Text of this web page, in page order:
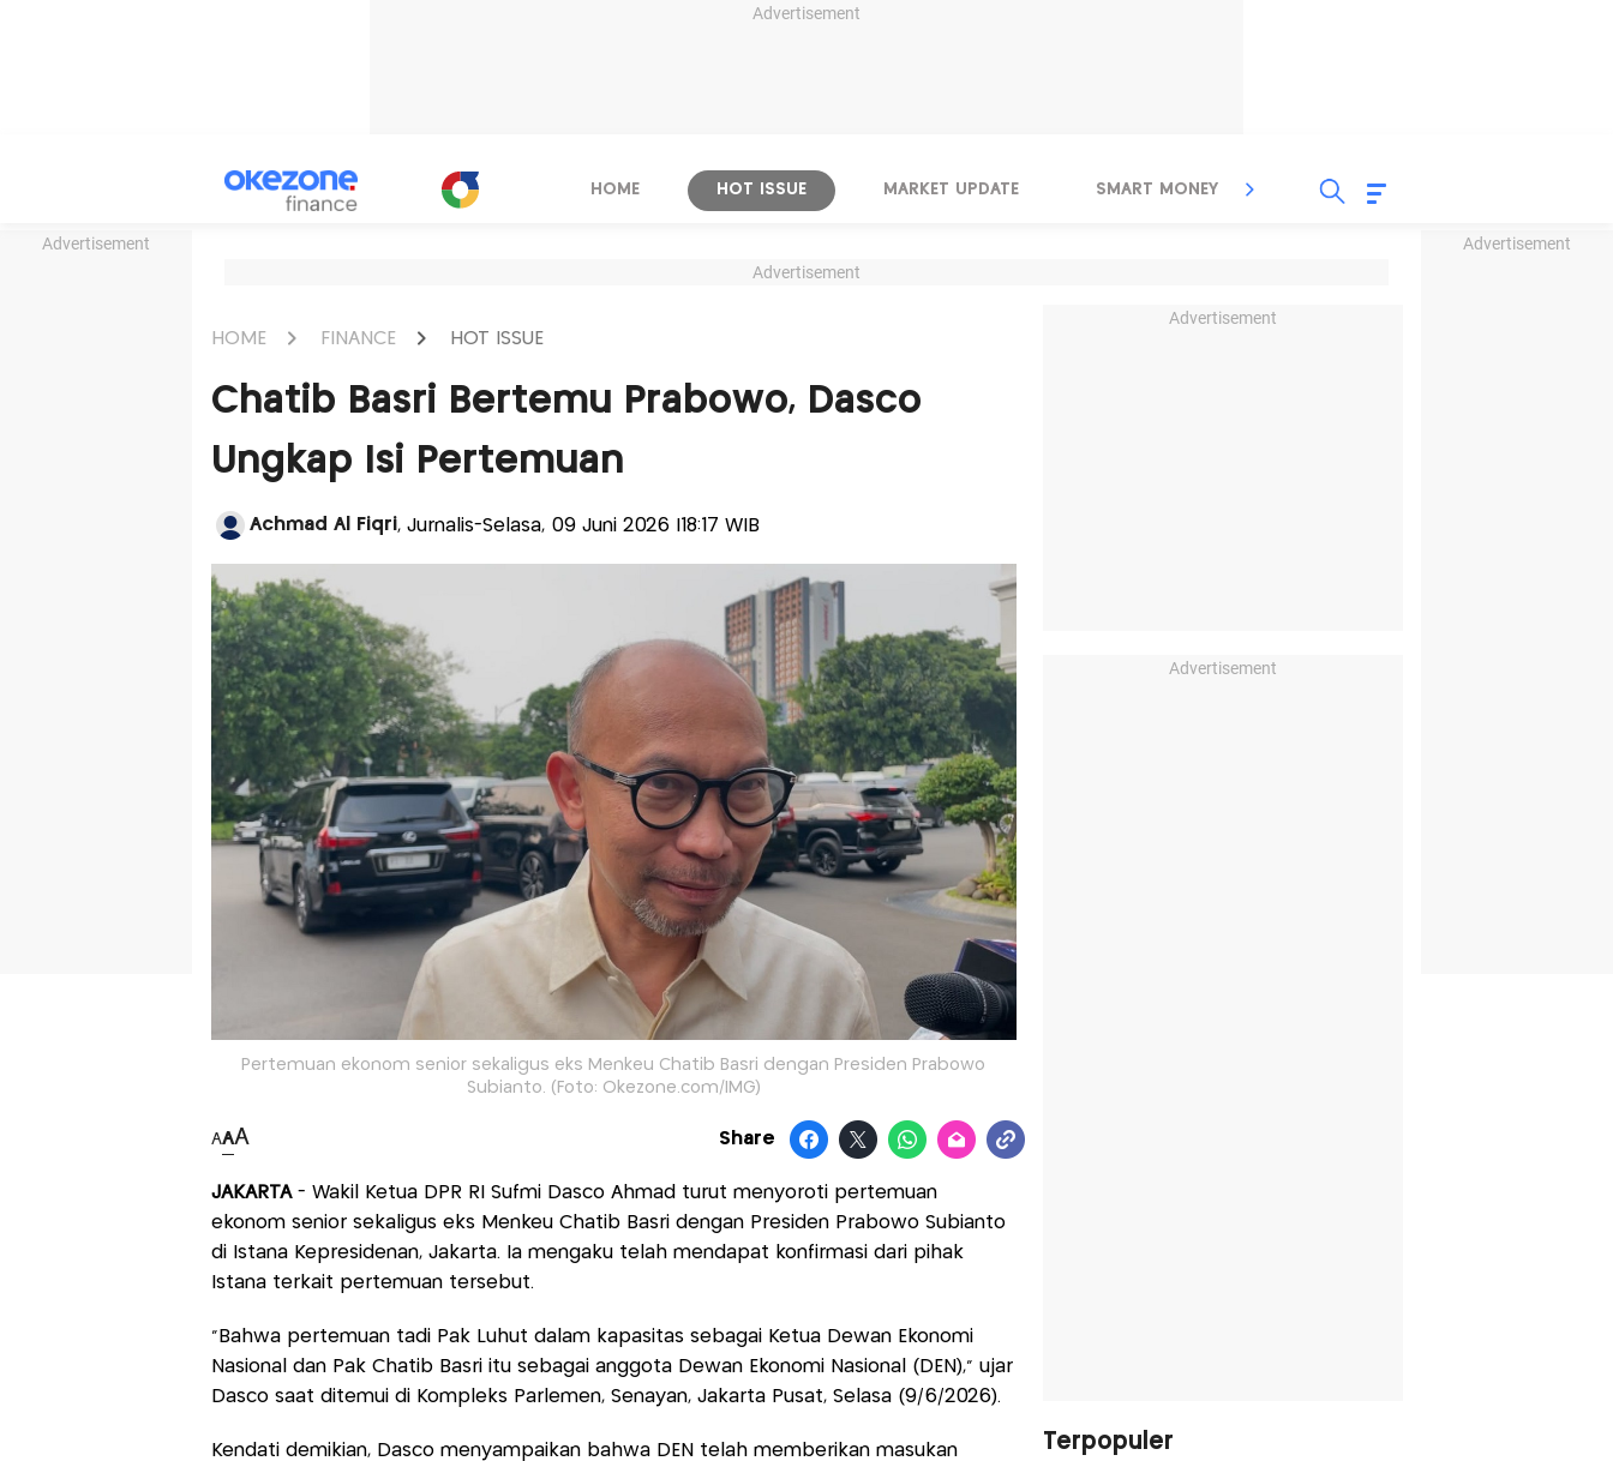
Advertisement
Advertisement Advertisement
HOME HOT ISSUE MARKET UPDATE SMART MONEY INSPIRASI BISNIS
Advertisement
HOME FINANCE HOT ISSUE
Chatib Basri Bertemu Prabowo, Dasco
Ungkap Isi Pertemuan
Achmad Al Fiqri, Jurnalis-Selasa, 09 Juni 2026 |18:17 WIB
Pertemuan ekonom senior sekaligus eks Menkeu Chatib Basri dengan Presiden Prabowo
Subianto. (Foto: Okezone.com/IMG)
AAA Share
JAKARTA - Wakil Ketua DPR RI Sufmi Dasco Ahmad turut menyoroti pertemuan
ekonom senior sekaligus eks Menkeu Chatib Basri dengan Presiden Prabowo Subianto
di Istana Kepresidenan, Jakarta. Ia mengaku telah mendapat konfirmasi dari pihak
Istana terkait pertemuan tersebut.
"Bahwa pertemuan tadi Pak Luhut dalam kapasitas sebagai Ketua Dewan Ekonomi
Nasional dan Pak Chatib Basri itu sebagai anggota Dewan Ekonomi Nasional (DEN)," ujar
Dasco saat ditemui di Kompleks Parlemen, Senayan, Jakarta Pusat, Selasa (9/6/2026).
Kendati demikian, Dasco menyampaikan bahwa DEN telah memberikan masukan
Advertisement
Advertisement
Terpopuler